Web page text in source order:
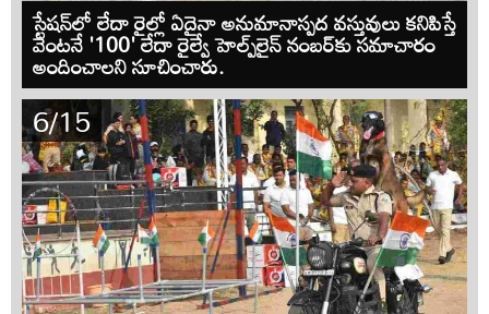
స్టేషన్‌లో లేదా రైల్లో ఏదైనా అనుమానాస్పద వస్తువులు కనిపిస్తే
వెంటనే '100' లేదా రైల్వే హెల్ప్‌లైన్ నంబర్‌కు సమాచారం
అందించాలని సూచించారు.
6/15